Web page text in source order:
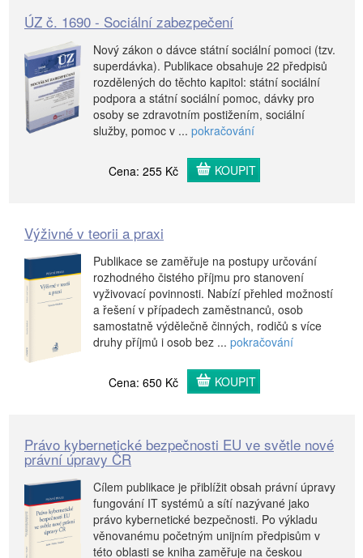
ÚZ č. 1690 - Sociální zabezpečení
Nový zákon o dávce státní sociální pomoci (tzv.
superdávka). Publikace obsahuje 22 předpisů
rozdělených do těchto kapitol: státní sociální
podpora a státní sociální pomoc, dávky pro
osoby se zdravotním postižením, sociální
služby, pomoc v ... pokračování
Cena: 255 Kč KOUPIT
Výživné v teorii a praxi
Publikace se zaměřuje na postupy určování
rozhodného čistého příjmu pro stanovení
vyživovací povinnosti. Nabízí přehled možností
a řešení v případech zaměstnanců, osob
samostatně výdělečně činných, rodičů s více
druhy příjmů i osob bez ... pokračování
Cena: 650 Kč KOUPIT
Právo kybernetické bezpečnosti EU ve světle nové
právní úpravy ČR
Cílem publikace je přiblížit obsah právní úpravy
fungování IT systémů a sítí nazývané jako
právo kybernetické bezpečnosti. Po výkladu
věnovanému početným unijním předpisům v
této oblasti se kniha zaměřuje na českou